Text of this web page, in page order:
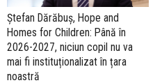
Ștefan Dărăbuș, Hope and
Homes for Children: Până în
2026-2027, niciun copil nu va
mai fi instituționalizat în țara
noastră